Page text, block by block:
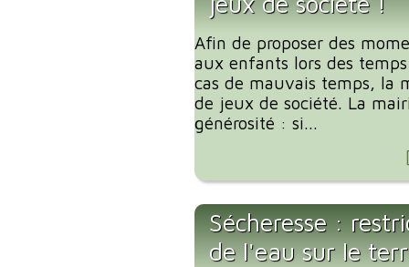
Afin de proposer des
aux enfants lors des
cas de mauvais temps, la
de jeux de société. La
générosité : si...
Sécheresse :
de l'eau sur le